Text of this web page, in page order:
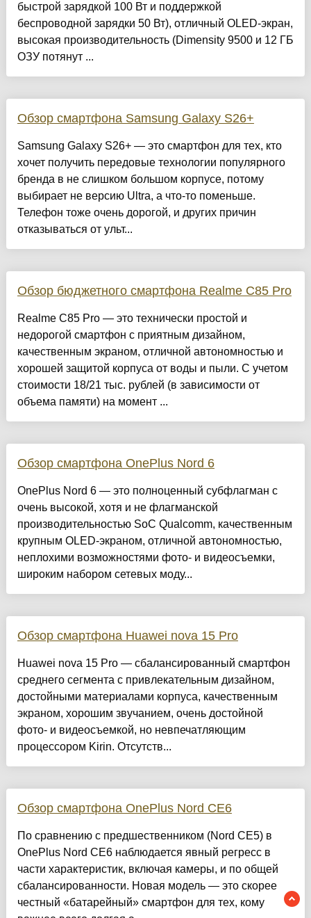
быстрой зарядкой 100 Вт и поддержкой
беспроводной зарядки 50 Вт), отличный OLED-экран,
высокая производительность (Dimensity 9500 и 12 ГБ
ОЗУ потянут ...
Обзор смартфона Samsung Galaxy S26+
Samsung Galaxy S26+ — это смартфон для тех, кто
хочет получить передовые технологии популярного
бренда в не слишком большом корпусе, потому
выбирает не версию Ultra, а что-то поменьше.
Телефон тоже очень дорогой, и других причин
отказываться от ульт...
Обзор бюджетного смартфона Realme C85 Pro
Realme C85 Pro — это технически простой и
недорогой смартфон с приятным дизайном,
качественным экраном, отличной автономностью и
хорошей защитой корпуса от воды и пыли. С учетом
стоимости 18/21 тыс. рублей (в зависимости от
объема памяти) на момент ...
Обзор смартфона OnePlus Nord 6
OnePlus Nord 6 — это полноценный субфлагман с
очень высокой, хотя и не флагманской
производительностью SoC Qualcomm, качественным
крупным OLED-экраном, отличной автономностью,
неплохими возможностями фото- и видеосъемки,
широким набором сетевых моду...
Обзор смартфона Huawei nova 15 Pro
Huawei nova 15 Pro — сбалансированный смартфон
среднего сегмента с привлекательным дизайном,
достойными материалами корпуса, качественным
экраном, хорошим звучанием, очень достойной
фото- и видеосъемкой, но невпечатляющим
процессором Kirin. Отсутств...
Обзор смартфона OnePlus Nord CE6
По сравнению с предшественником (Nord CE5) в
OnePlus Nord CE6 наблюдается явный регресс в
части характеристик, включая камеры, и по общей
сбалансированности. Новая модель — это скорее
честный «батарейный» смартфон для тех, кому